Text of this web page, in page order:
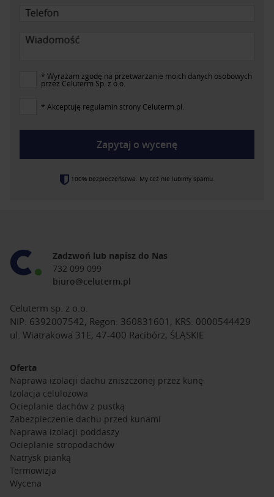
Telefon
Wiadomość
* Wyrażam zgodę na przetwarzanie moich danych osobowych
przez Celuterm Sp. z o.o.
* Akceptuję regulamin strony Celuterm.pl.
Zapytaj o wycenę
100% bezpieczeństwa. My też nie lubimy spamu.
Zadzwoń lub napisz do Nas
732 099 099
biuro@celuterm.pl
Celuterm sp. z o.o.
NIP: 6392007542, Regon: 360831601, KRS: 0000544429
ul. Wiatrakowa 31E, 47-400 Racibórz, ŚLĄSKIE
Oferta
Naprawa izolacji dachu zniszczonej przez kunę
Izolacja celulozowa
Ocieplanie dachów z pustką
Zabezpieczenie dachu przed kunami
Naprawa izolacji poddaszy
Ocieplanie stropodachów
Natrysk pianką
Termowizja
Wycena